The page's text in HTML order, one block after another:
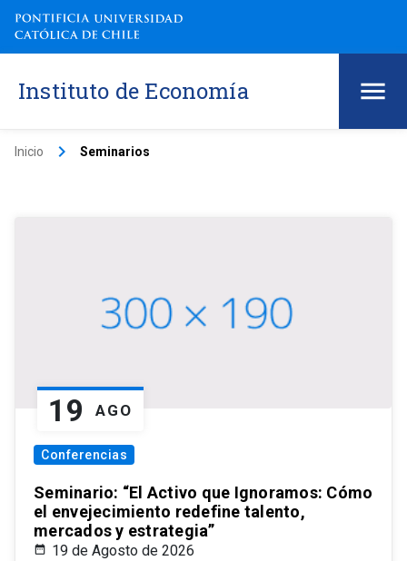
Instituto de Economía
Inicio keyboard_arrow_right Seminarios
19 AGO
Conferencias
Seminario: “El Activo que Ignoramos: Cómo
el envejecimiento redefine talento,
mercados y estrategia”
19 de Agosto de 2026